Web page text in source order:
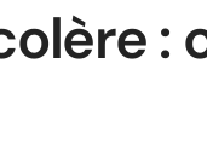
: